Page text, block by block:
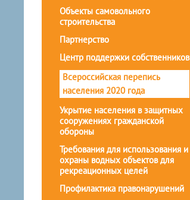
Объекты самовольного
строительства
Партнерство
Центр поддержки собственников
Всероссийская перепись
населения 2020 года
Укрытие населения в защитных
сооружениях гражданской
обороны
Требования для использования и
охраны водных объектов для
рекреационных целей
Профилактика правонарушений